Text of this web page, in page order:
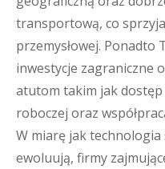
transportową, co
przemysłowej. Ponadto
inwestycje zagraniczne
atutom takim jak dostęp
roboczej oraz
W miarę jak
ewoluują, firmy